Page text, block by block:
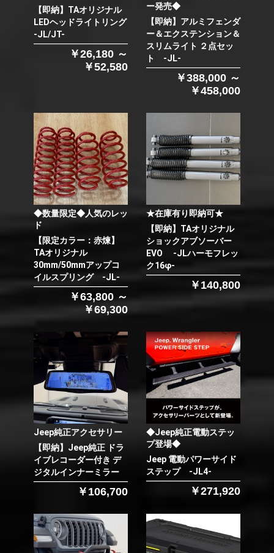
【即納】TAオリジナル
LEDヘッドライトリング
-JL/JT-
￥26,180 ～
￥52,580
ー発売◆
【即納】アルミフェンダ
ー＆エクステンション＆
スリムライト ２点セッ
ト -JL-
￥388,000 ～
￥458,000
◆数量限定◆人気のレッ
ド
【限定カラー：赤煉】
TAオリジナル
30mm/50mmアップコ
イルスプリング -JL-
￥63,800 ～
￥69,300
★在庫有り即納可★
【即納】TAオリジナル
ショックアブソーバー
EVO -JLハーモフレッ
ク16φ-
￥140,800
Jeep純正アクセサリー
【即納】Jeep純正 ドラ
イブレコーダー付き デ
ジタルインナーミラー
￥106,700
◆Jeep純正電動ステッ
プ登場◆
Jeep 電動パワーサイド
ステップ -JL4-
￥271,920